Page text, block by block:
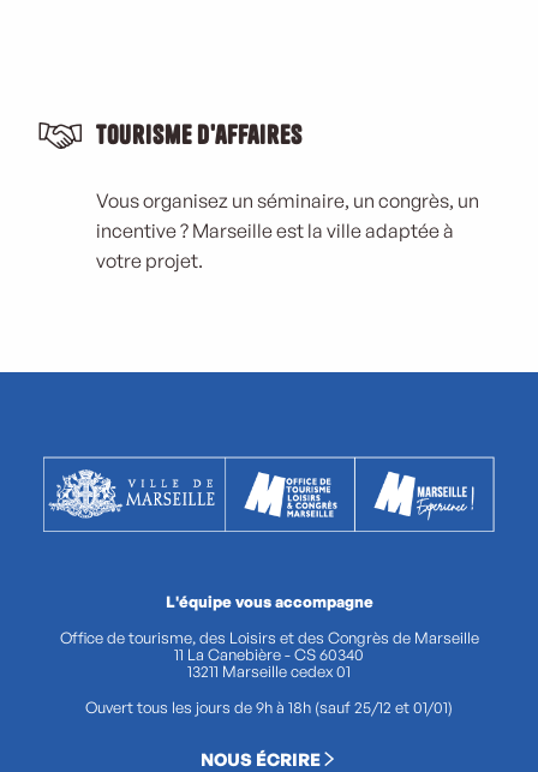
Tourisme d'affaires
Vous organisez un séminaire, un congrès, un
incentive ? Marseille est la ville adaptée à
votre projet.
L'équipe vous accompagne
Office de tourisme, des Loisirs et des Congrès de Marseille
11 La Canebière - CS 60340
13211 Marseille cedex 01
Ouvert tous les jours de 9h à 18h (sauf 25/12 et 01/01)
NOUS ÉCRIRE